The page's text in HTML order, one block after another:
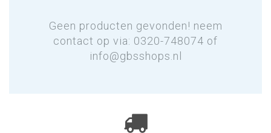
Geen producten gevonden! neem
contact op via: 0320-748074 of
info@gbsshops.nl